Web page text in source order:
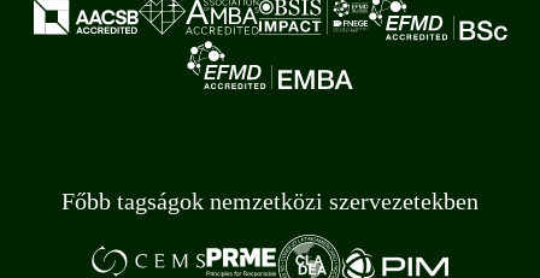
Főbb tagságok nemzetközi szervezetekben